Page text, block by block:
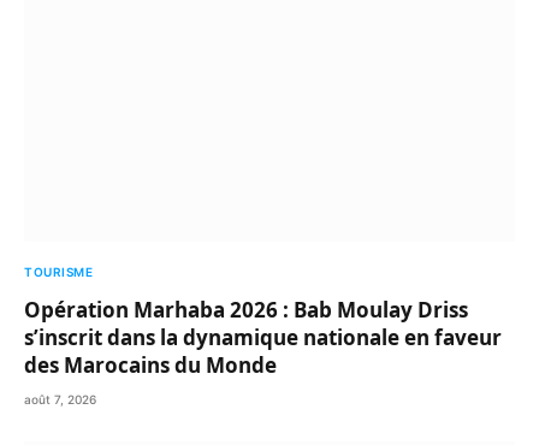
TOURISME
Opération Marhaba 2026 : Bab Moulay Driss
s’inscrit dans la dynamique nationale en faveur
des Marocains du Monde
août 7, 2026